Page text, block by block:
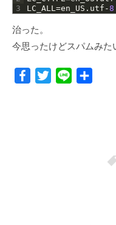
3
LC_ALL =en_US . utf -8
治った。
今思ったけどスパムみた